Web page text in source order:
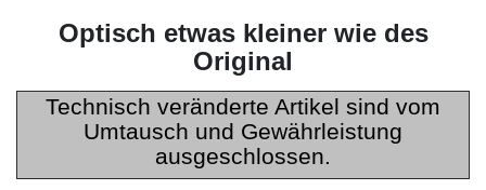
Optisch etwas kleiner wie des
Original
Technisch veränderte Artikel sind vom
Umtausch und Gewährleistung
ausgeschlossen.